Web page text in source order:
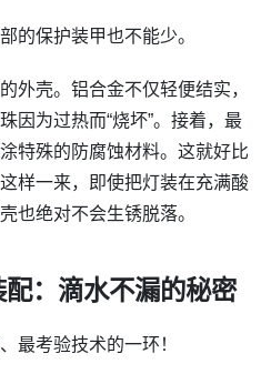
的保护装甲也不能少。
外壳。铝合金不仅轻便结实，
因为过热而“烧坏”。接着，最
特殊的防腐蚀材料。这就好比
样一来，即使把灯装在充满酸
也绝对不会生锈脱落。
：滴水不漏的秘密
最考验技术的一环！